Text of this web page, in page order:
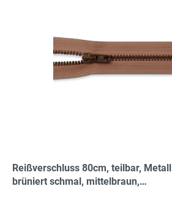
Reißverschluss 80cm, teilbar, Metall
brüniert schmal, mittelbraun,